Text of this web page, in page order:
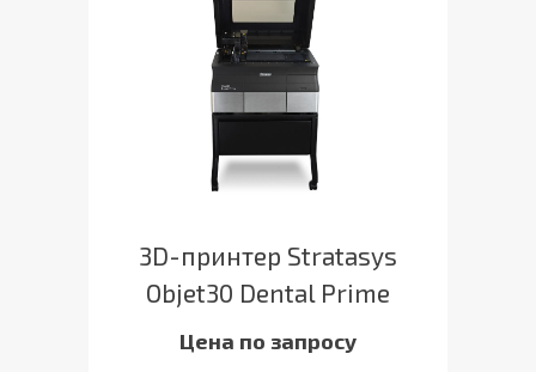
3D-принтер Stratasys
Objet30 Dental Prime
Цена по запросу